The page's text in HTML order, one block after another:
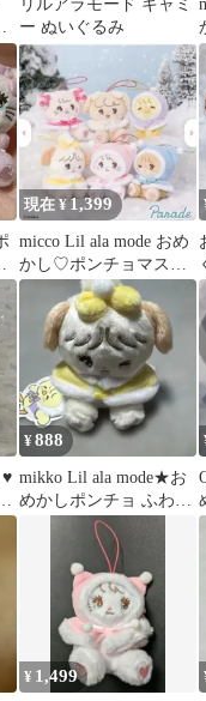
リルアラモード キャミ
ー ぬいぐるみ
現在 ¥1,399
micco Lil ala mode おめ
かし♡ポンチョマスコ
ット
♥
.
¥888
mikko Lil ala mode★お
めかしポンチョ ふわふ
わBABY★スフレ
¥ 1,499